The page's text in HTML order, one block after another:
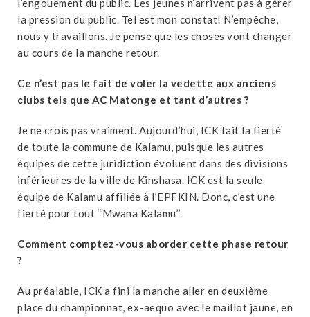
l’engouement du public. Les jeunes n’arrivent pas à gérer
la pression du public. Tel est mon constat! N’empêche,
nous y travaillons. Je pense que les choses vont changer
au cours de la manche retour.
Ce n’est pas le fait de voler la vedette aux anciens
clubs tels que AC Matonge et tant d’autres ?
Je ne crois pas vraiment. Aujourd’hui, ICK fait la fierté
de toute la commune de Kalamu, puisque les autres
équipes de cette juridiction évoluent dans des divisions
inférieures de la ville de Kinshasa. ICK est la seule
équipe de Kalamu affiliée à l’EPFKIN. Donc, c’est une
fierté pour tout ‘‘Mwana Kalamu’’.
Comment comptez-vous aborder cette phase retour
?
Au préalable, ICK a fini la manche aller en deuxième
place du championnat, ex-aequo avec le maillot jaune, en